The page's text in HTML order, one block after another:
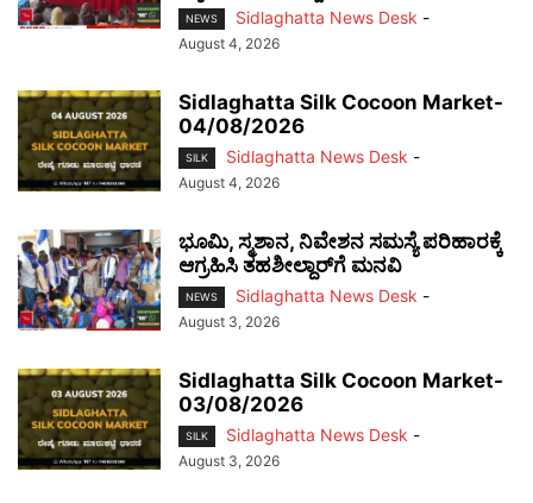
NEWS Sidlaghatta News Desk -
August 4, 2026
Sidlaghatta Silk Cocoon Market-
04/08/2026
SILK Sidlaghatta News Desk -
August 4, 2026
ಭೂಮಿ, ಸ್ಮಶಾನ, ನಿವೇಶನ ಸಮಸ್ಯೆ ಪರಿಹಾರಕ್ಕೆ
ಆಗ್ರಹಿಸಿ ತಹಶೀಲ್ದಾರ್‌ಗೆ ಮನವಿ
NEWS Sidlaghatta News Desk -
August 3, 2026
Sidlaghatta Silk Cocoon Market-
03/08/2026
SILK Sidlaghatta News Desk -
August 3, 2026